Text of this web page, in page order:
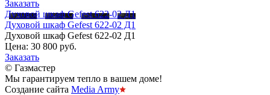
Заказать
Духовой шкаф Gefest 622-02 Д1
Духовой шкаф Gefest 622-02 Д1
Духовой шкаф Gefest 622-02 Д1
Цена: 30 800 руб.
Заказать
© Газмастер
Мы гарантируем тепло в вашем доме!
Создание сайта Media Army